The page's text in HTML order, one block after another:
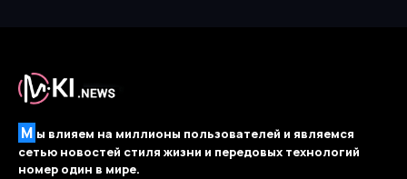
М ы влияем на миллионы пользователей и являемся
сетью новостей стиля жизни и передовых технологий
номер один в мире.